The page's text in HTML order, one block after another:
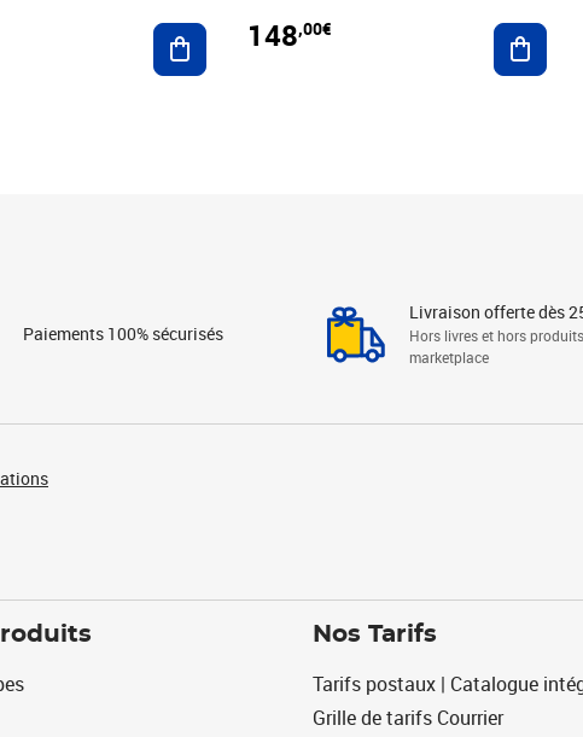
Ajouter au panier
148,00€
Paiements 100% sécurisés
Livraison offerte dès
Hors livres et hors produits
marketplace
Nos Tarifs
Tarifs postaux | Catalogue
Grille de tarifs Courrier